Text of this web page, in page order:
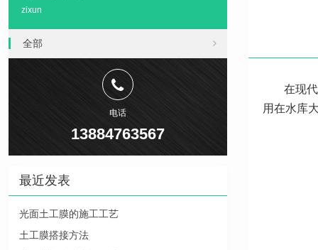
在现
用在水库
zixun
全部
电话
13884763567
最近发表
光面土工膜的施工工艺
土工膜搭接方法